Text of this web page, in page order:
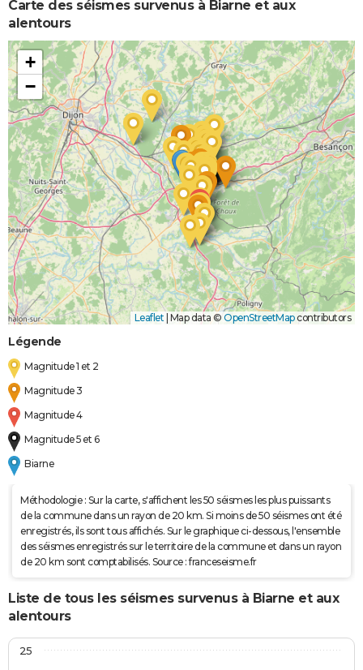
Carte des séismes survenus à Biarne et aux
alentours
+
−
Leaflet Map data © OpenStreetMapcontributors
Légende
Magnitude 1 et 2
Magnitude 3
Magnitude 4
Magnitude 5 et 6
Biarne
Méthodologie : Sur la carte, s'affichent les 50 séismes les plus puissants
de la commune dans un rayon de 20 km. Si moins de 50 séismes ont été
enregistrés, ils sont tous affichés. Sur le graphique ci-dessous, l'ensemble
des séismes enregistrés sur le territoire de la commune et dans un rayon
de 20 km sont comptabilisés. Source : franceseisme.fr
Liste de tous les séismes survenus à Biarne et aux
alentours
25